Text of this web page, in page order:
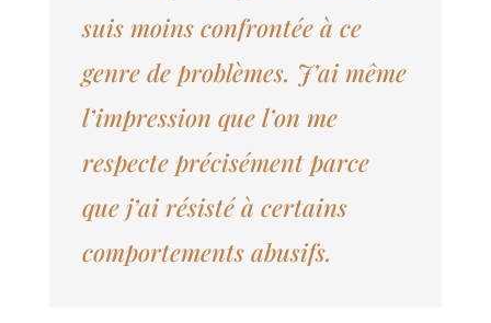
suis moins confrontée à ce
genre de problèmes. J’ai même
l’impression que l’on me
respecte précisément parce
que j’ai résisté à certains
comportements abusifs.